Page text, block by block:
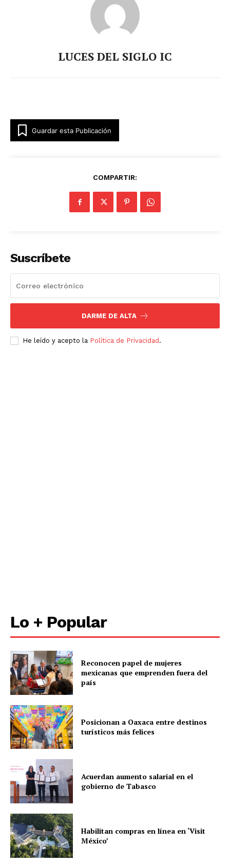
LUCES DEL SIGLO IC
Guardar esta Publicación
COMPARTIR:
Suscríbete
DARME DE ALTA
He leído y acepto la Política de Privacidad .
Lo + Popular
Reconocen papel de mujeres
mexicanas que emprenden fuera del
país
Posicionan a Oaxaca entre destinos
turísticos más felices
Acuerdan aumento salarial en el
gobierno de Tabasco
Habilitan compras en línea en ‘Visit
México’